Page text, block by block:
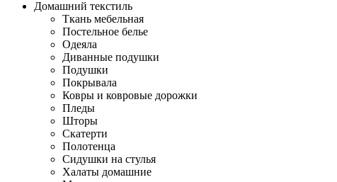
Домашний текстиль
Ткань мебельная
Постельное белье
Одеяла
Диванные подушки
Подушки
Покрывала
Ковры и ковровые дорожки
Пледы
Шторы
Скатерти
Полотенца
Сидушки на стулья
Халаты домашние